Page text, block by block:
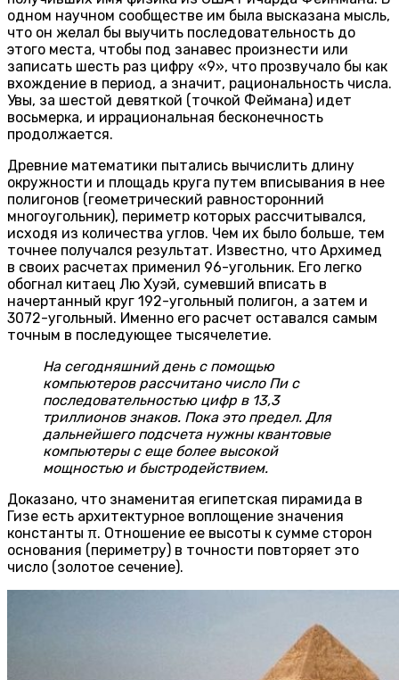
одном научном сообществе им была высказана мысль,
что он желал бы выучить последовательность до
этого места, чтобы под занавес произнести или
записать шесть раз цифру «9», что прозвучало бы как
вхождение в период, а значит, рациональность числа.
Увы, за шестой девяткой (точкой Феймана) идет
восьмерка, и иррациональная бесконечность
продолжается.
Древние математики пытались вычислить длину
окружности и площадь круга путем вписывания в нее
полигонов (геометрический равносторонний
многоугольник), периметр которых рассчитывался,
исходя из количества углов. Чем их было больше, тем
точнее получался результат. Известно, что Архимед
в своих расчетах применил 96-угольник. Его легко
обогнал китаец Лю Хуэй, сумевший вписать в
начертанный круг 192-угольный полигон, а затем и
3072-угольный. Именно его расчет оставался самым
точным в последующее тысячелетие.
На сегодняшний день с помощью
компьютеров рассчитано число Пи с
последовательностью цифр в 13,3
триллионов знаков. Пока это предел. Для
дальнейшего подсчета нужны квантовые
компьютеры с еще более высокой
мощностью и быстродействием.
Доказано, что знаменитая египетская пирамида в
Гизе есть архитектурное воплощение значения
константы π. Отношение ее высоты к сумме сторон
основания (периметру) в точности повторяет это
число (золотое сечение).